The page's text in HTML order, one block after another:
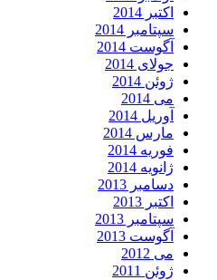
اکتبر 2014
سپتامبر 2014
آگوست 2014
جولای 2014
ژوئن 2014
می 2014
آوریل 2014
مارس 2014
فوریه 2014
ژانویه 2014
دسامبر 2013
اکتبر 2013
سپتامبر 2013
آگوست 2013
می 2012
ژوئن 2011